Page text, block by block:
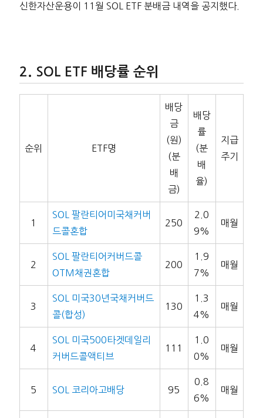
신한자산운용이 11월 SOL ETF 분배금 내역을 공지했다.
SOL ETF 배당률 순위
순위 ETF명
배당
금
(원)
(분
배
금)
배당
률
(분
배
율)
지급
주기
1
SOL 팔란티어미국채커버
드콜혼합
250
2.0
9%
매월
2
SOL 팔란티어커버드콜
OTM채권혼합
200
1.9
7%
매월
3
SOL 미국30년국채커버드
콜(합성)
130
1.3
4%
매월
4
SOL 미국500타겟데일리
커버드콜액티브
111
1.0
0%
매월
5 SOL 코리아고배당 95
0.8
6%
매월